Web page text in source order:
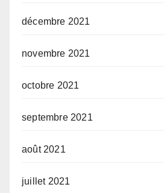
décembre 2021
novembre 2021
octobre 2021
septembre 2021
août 2021
juillet 2021